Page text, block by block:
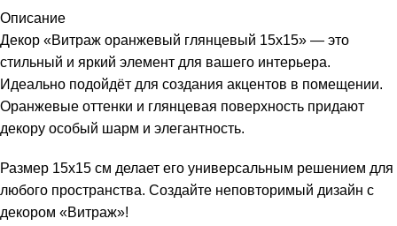
Описание
Декор «Витраж оранжевый глянцевый 15х15» — это
стильный и яркий элемент для вашего интерьера.
Идеально подойдёт для создания акцентов в помещении.
Оранжевые оттенки и глянцевая поверхность придают
декору особый шарм и элегантность.
Размер 15х15 см делает его универсальным решением для
любого пространства. Создайте неповторимый дизайн с
декором «Витраж»!